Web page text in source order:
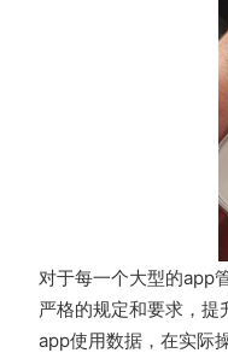
对于每一个大型的app
严格的规定和要求，
app使用数据，在实际